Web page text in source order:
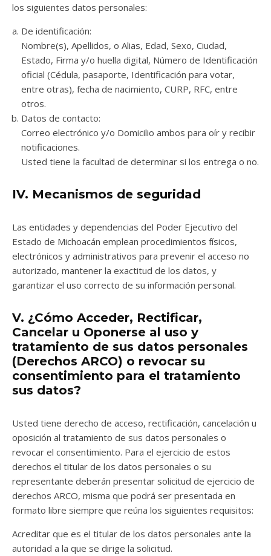
los siguientes datos personales:
De identificación:
Nombre(s), Apellidos, o Alias, Edad, Sexo, Ciudad,
Estado, Firma y/o huella digital, Número de Identificación
oficial (Cédula, pasaporte, Identificación para votar,
entre otras), fecha de nacimiento, CURP, RFC, entre
otros.
Datos de contacto:
Correo electrónico y/o Domicilio ambos para oír y recibir
notificaciones.
Usted tiene la facultad de determinar si los entrega o no.
IV. Mecanismos de seguridad
Las entidades y dependencias del Poder Ejecutivo del
Estado de Michoacán emplean procedimientos físicos,
electrónicos y administrativos para prevenir el acceso no
autorizado, mantener la exactitud de los datos, y
garantizar el uso correcto de su información personal.
V. ¿Cómo Acceder, Rectificar,
Cancelar u Oponerse al uso y
tratamiento de sus datos personales
(Derechos ARCO) o revocar su
consentimiento para el tratamiento
sus datos?
Usted tiene derecho de acceso, rectificación, cancelación u
oposición al tratamiento de sus datos personales o
revocar el consentimiento. Para el ejercicio de estos
derechos el titular de los datos personales o su
representante deberán presentar solicitud de ejercicio de
derechos ARCO, misma que podrá ser presentada en
formato libre siempre que reúna los siguientes requisitos:
Acreditar que es el titular de los datos personales ante la
autoridad a la que se dirige la solicitud.